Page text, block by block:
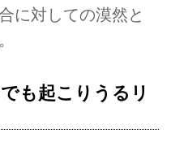
に対しての漠然と
も起こりうるリ